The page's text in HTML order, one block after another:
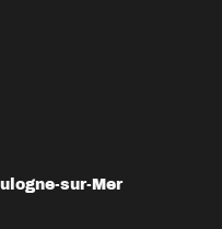
sur-Mer